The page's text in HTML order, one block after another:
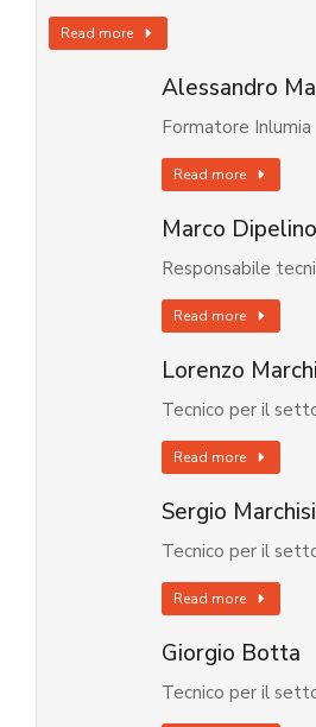
Read more
Alessandro
Formatore Inlumia
Read more
Marco Dipelino
Responsabile
Read more
Lorenzo
Tecnico per il
Read more
Sergio
Tecnico per il
Read more
Giorgio Botta
Tecnico per il